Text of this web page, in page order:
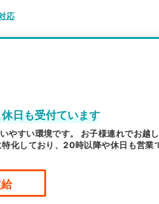
応
日も受付ています
やすい環境です。 お子様連れでお越
化しており、20時以降や休日も営業